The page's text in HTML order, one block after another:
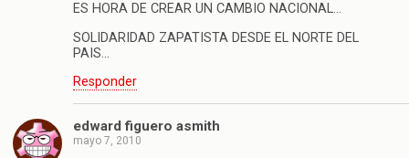
ES HORA DE CREAR UN CAMBIO NACIONAL…
SOLIDARIDAD ZAPATISTA DESDE EL NORTE DEL
PAIS…
Responder
edward figuero asmith
mayo 7, 2010